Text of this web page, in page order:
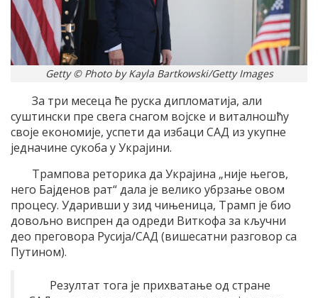
Getty © Photo by Kayla Bartkowski/Getty Images
За три месеца ће руска дипломатија, али
суштински пре свега снагом војске и виталношћу
своје економије, успети да избаци САД из укупне
једначине сукоба у Украјини.
Трампова реторика да Украјина „није његов,
него Бајденов рат“ дала је велико убрзање овом
процесу. Ударивши у зид чињеница, Трамп је био
довољно виспрен да одреди Виткофа за кључни
део преговора Русија/САД (вишесaтни разговор са
Путином).
Резултат тога је прихватање од стране